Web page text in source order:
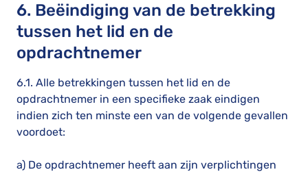
6. Beëindiging van de betrekking
tussen het lid en de
opdrachtnemer
6.1. Alle betrekkingen tussen het lid en de
opdrachtnemer in een specifieke zaak eindigen
indien zich ten minste een van de volgende gevallen
voordoet:
a) De opdrachtnemer heeft aan zijn verplichtingen